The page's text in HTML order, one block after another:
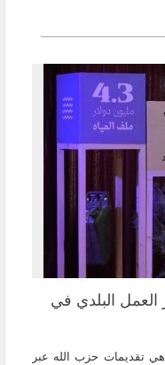
العمل البلدي في
تقديمات حزب الله عبر